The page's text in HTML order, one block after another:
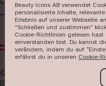
haarpflege
parfüm
pinsel & zubehör
kits & sets
AT EUR
© 2026 Beauty Icons AB.
mehr erfahren
Beauty Icons AB verwendet
personalisierte Inhalte,
Erlebnis auf unserer Webseite
"Schließen und zustimmen"
Cookie-Richtlinien gelesen
einverstanden bist. Du kannst
verändern, indem du auf
erfährst du in unseren ​ Cookie-